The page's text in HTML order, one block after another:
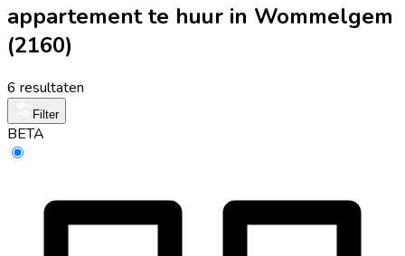
appartement te huur in Wommelgem
(2160)
6 resultaten
Filter
BETA